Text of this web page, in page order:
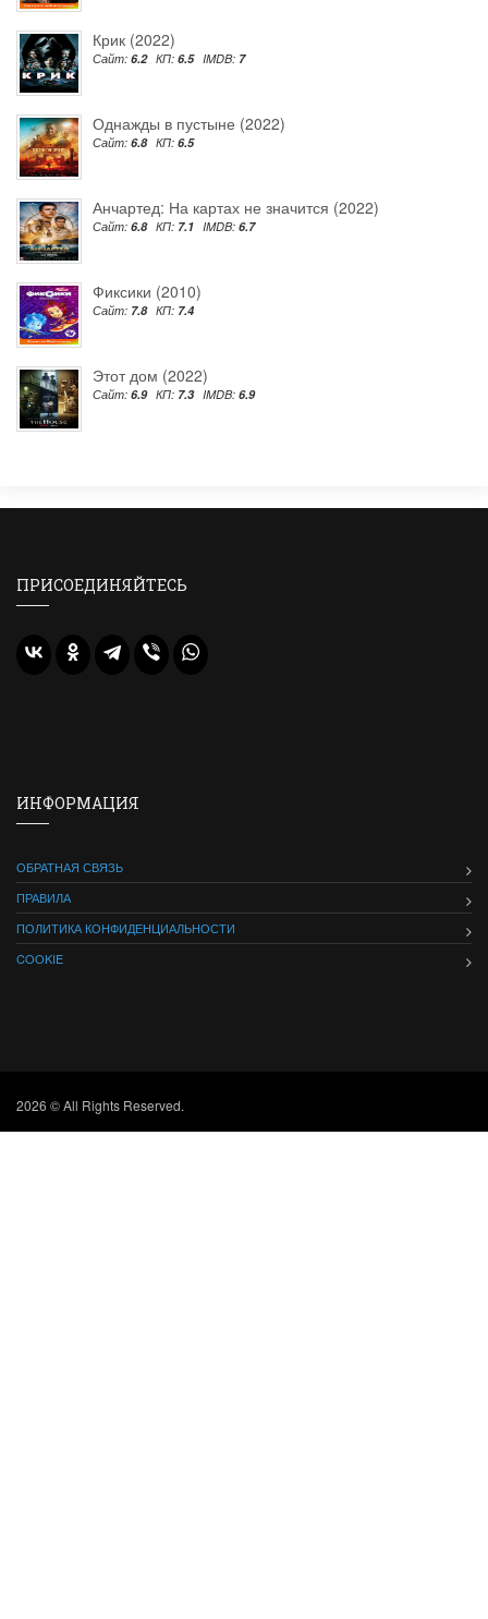
Крик (2022)
Сайт: 6.2 КП: 6.5 IMDB: 7
Однажды в пустыне (2022)
Сайт: 6.8 КП: 6.5
Анчартед: На картах не значится (2022)
Сайт: 6.8 КП: 7.1 IMDB: 6.7
Фиксики (2010)
Сайт: 7.8 КП: 7.4
Этот дом (2022)
Сайт: 6.9 КП: 7.3 IMDB: 6.9
ПРИСОЕДИНЯЙТЕСЬ
ИНФОРМАЦИЯ
ОБРАТНАЯ СВЯЗЬ
ПРАВИЛА
ПОЛИТИКА КОНФИДЕНЦИАЛЬНОСТИ
COOKIE
2026 © All Rights Reserved.